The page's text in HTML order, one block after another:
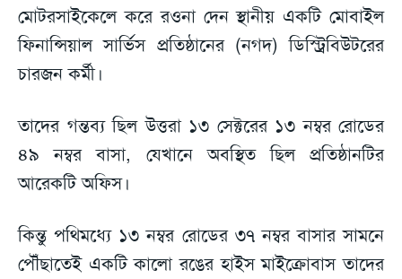
মোটরসাইকেলে করে রওনা দেন স্থানীয় একটি মোবাইল
ফিনান্সিয়াল সার্ভিস প্রতিষ্ঠানের (নগদ) ডিস্ট্রিবিউটরের
চারজন কর্মী।
তাদের গন্তব্য ছিল উত্তরা ১৩ সেক্টরের ১৩ নম্বর রোডের
৪৯ নম্বর বাসা, যেখানে অবস্থিত ছিল প্রতিষ্ঠানটির
আরেকটি অফিস।
কিন্তু পথিমধ্যে ১৩ নম্বর রোডের ৩৭ নম্বর বাসার সামনে
পৌঁছাতেই একটি কালো রঙের হাইস মাইক্রোবাস তাদের